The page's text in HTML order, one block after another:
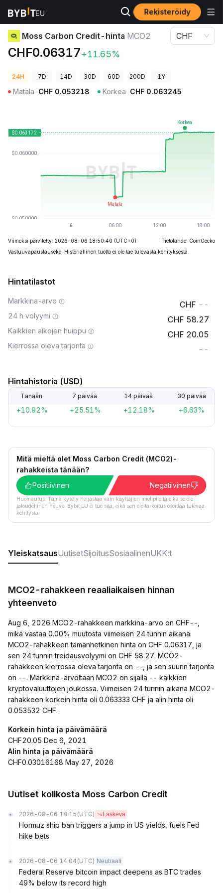
Rekisteröidy
Kryptohinnat Moss Carbon Credit-hinta MCO2
Moss Carbon Credit-hinta MCO2
CHF0.06317+11.65%
CHF
24H 7D 14D 30D 60D 200D 1Y
Matala CHF 0.053218 Korkea CHF 0.063245
Viimeksi päivitetty: 2026-08-06 18:50:40 (UTC+0)
Tietolähde: CoinGecko
Vastuuvapauslauseke: Historiallinen tuotto ei ole tae tulevasta kehityksestä.
Hintatilastot
Markkina-arvo --
24 h volyymi 58.27
Kaikkien aikojen huippu 20.05
Kierrossa oleva tarjonta --
Hintahistoria (USD)
Tänään 7 päivää 14 päivää 30 päivää
+10.92% +25.51% +12.18% +6.63%
Mitä mieltä olet Moss Carbon Credit (MCO2)-
rahakkeista tänään?
Positiivinen
Negatiivinen
Huomautus: Tämä kysely heijastaa vain käyttäjien mielipiteitä eikä se ole
taloudellinen neuvo. Bybit EU ei tue sitä, eikä sen ole tarkoitus osoittaa tulevaa
kehitystä.
YleiskatsausUutisetSijoitusSosiaalinenUKK:t
MCO2-rahakkeen reaaliaikaisen hinnan
yhteenveto
Aug 6, 2026 MCO2-rahakkeen markkina-arvo on CHF--,
mikä vastaa 0.00% muutosta viimeisen 24 tunnin aikana.
MCO2-rahakkeen tämänhetkinen hinta on CHF 0.06317, ja
sen 24 tunnin treidausvolyymi on CHF 58.27. MCO2-
rahakkeen kierrossa oleva tarjonta on --, ja sen suurin tarjonta
on --. Markkina-arvoltaan MCO2 on sijalla -- kaikkien
kryptovaluuttojen joukossa. Viimeisen 24 tunnin aikana MCO2-
rahakkeen korkein hinta oli 0.063333 CHF ja alin hinta oli
0.053532 CHF.
Korkein hinta ja päivämäärä
CHF20.05 Dec 6, 2021
Alin hinta ja päivämäärä
CHF0.03016168 May 27, 2026
Uutiset kolikosta Moss Carbon Credit
2026-08-06 18:15 (UTC) Laskeva
Hormuz ship ban triggers a jump in US yields, fuels Fed
hike bets
2026-08-06 14:04 (UTC) Neutraali
Federal Reserve bitcoin impact deepens as BTC trades
49% below its record high